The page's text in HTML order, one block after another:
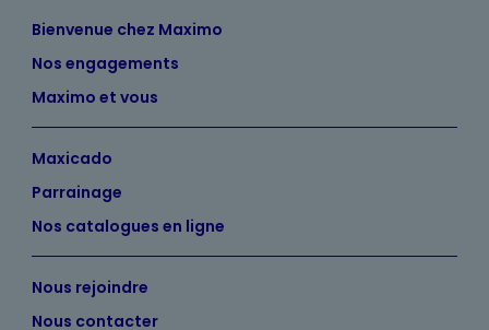
Bienvenue chez Maximo
Nos engagements
Maximo et vous
Maxicado
Parrainage
Nos catalogues en ligne
Nous rejoindre
Nous contacter